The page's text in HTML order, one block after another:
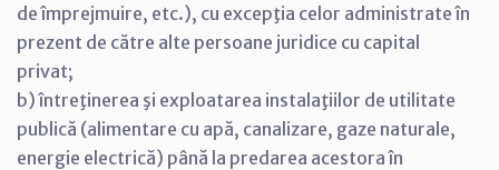
de împrejmuire, etc.), cu excepţia celor administrate în
prezent de către alte persoane juridice cu capital
privat;
b) întreţinerea şi exploatarea instalaţiilor de utilitate
publică (alimentare cu apă, canalizare, gaze naturale,
energie electrică) până la predarea acestora în